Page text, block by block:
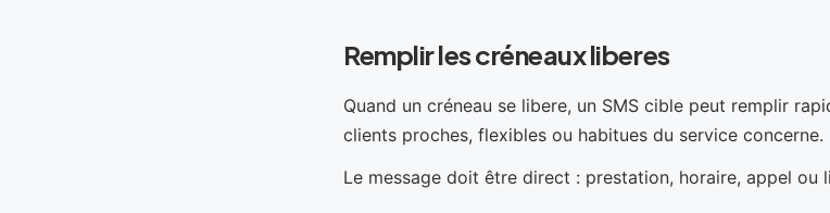
Remplir les créneaux liberes
Quand un créneau se libere, un SMS cible peut remplir
clients proches, flexibles ou habitues du service concerne.
Le message doit être direct : prestation, horaire, appel ou